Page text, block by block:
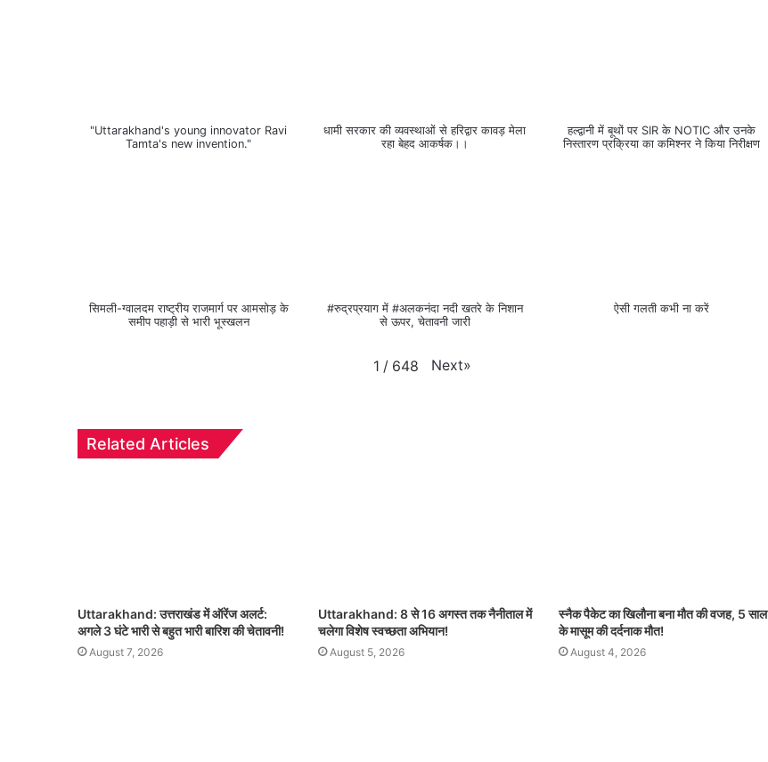
"Uttarakhand's young innovator Ravi
Tamta's new invention."
धामी सरकार की व्यवस्थाओं से हरिद्वार कावड़ मेला
रहा बेहद आकर्षक।।
हल्द्वानी में बूथों पर SIR के NOTIC और उनके
निस्तारण प्रक्रिया का कमिश्नर ने किया निरीक्षण
सिमली-ग्वालदम राष्ट्रीय राजमार्ग पर आमसोड़ के
समीप पहाड़ी से भारी भूस्खलन
#रुद्रप्रयाग में #अलकनंदा नदी खतरे के निशान
से ऊपर, चेतावनी जारी
ऐसी गलती कभी ना करें
1 / 648 Next»
Related Articles
Uttarakhand: उत्तराखंड में ऑरेंज अलर्ट:
अगले 3 घंटे भारी से बहुत भारी बारिश की चेतावनी!
August 7, 2026
Uttarakhand: 8 से 16 अगस्त तक नैनीताल में
चलेगा विशेष स्वच्छता अभियान!
August 5, 2026
स्नैक पैकेट का खिलौना बना मौत की वजह, 5 साल
के मासूम की दर्दनाक मौत!
August 4, 2026